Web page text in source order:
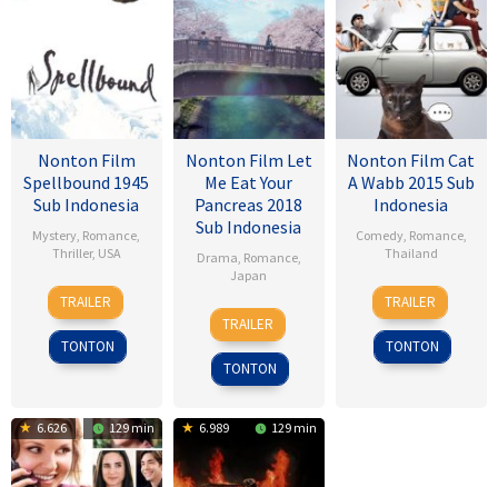
Nonton Film
Spellbound 1945
Sub Indonesia
Mystery, Romance,
Thriller, USA
8
Nov
1945
Alfred
Hitchcock
TRAILER
TONTON
Nonton Film Let
Me Eat Your
Pancreas 2018
Sub Indonesia
Drama, Romance,
Japan
28
Jul
2017
Sho
Tsukikawa
TRAILER
TONTON
Nonton Film Cat
A Wabb 2015 Sub
Indonesia
Comedy, Romance,
Thailand
4
Mar
2015
Nareubadee
Wetchakam
TRAILER
TONTON
6.626 129 min 6.989 129 min